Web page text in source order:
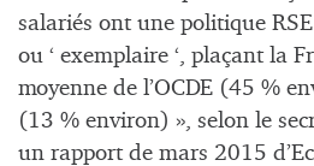
salariés ont une politique RSE
ou ‘ exemplaire ‘, plaçant la
moyenne de l’OCDE (45 %
(13 % environ) », selon le
un rapport de mars 2015